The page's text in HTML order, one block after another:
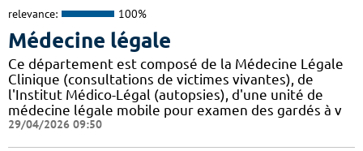
relevance: 100%
Médecine légale
Ce département est composé de la Médecine Légale
Clinique (consultations de victimes vivantes), de
l'Institut Médico-Légal (autopsies), d'une unité de
médecine légale mobile pour examen des gardés à v
29/04/2026 09:50